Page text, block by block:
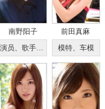
南野阳子
演员、歌手、主持人
前田真麻
模特、车模